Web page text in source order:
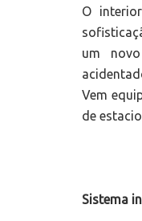
O
um
Vem
de
Sistema